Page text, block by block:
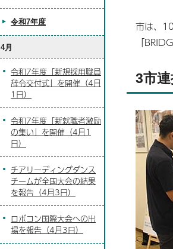
市は、
「
3市
令和7年度
4月
令和7年度「新規採用職員
辞令交付式」を開催（4月
1日）
令和7年度「新就職者激励
の集い」を開催（4月1
日）
チアリーディングダンス
チームが全国大会の結果
を報告（4月3日）
ロボコン国際大会への出
場を報告（4月3日）